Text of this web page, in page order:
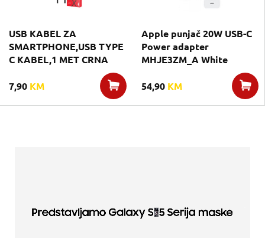
USB KABEL ZA
SMARTPHONE,USB TYPE
C KABEL,1 MET CRNA
7,90 KM
Apple punjač 20W USB-C
Power adapter
MHJE3ZM_A White
54,90 KM